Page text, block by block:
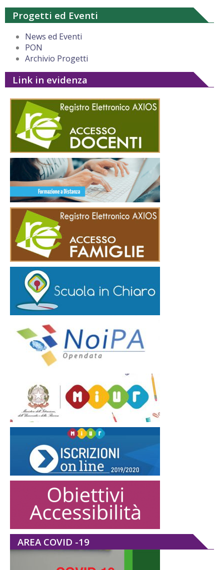
Progetti ed Eventi
News ed Eventi
PON
Archivio Progetti
Link in evidenza
AREA COVID -19